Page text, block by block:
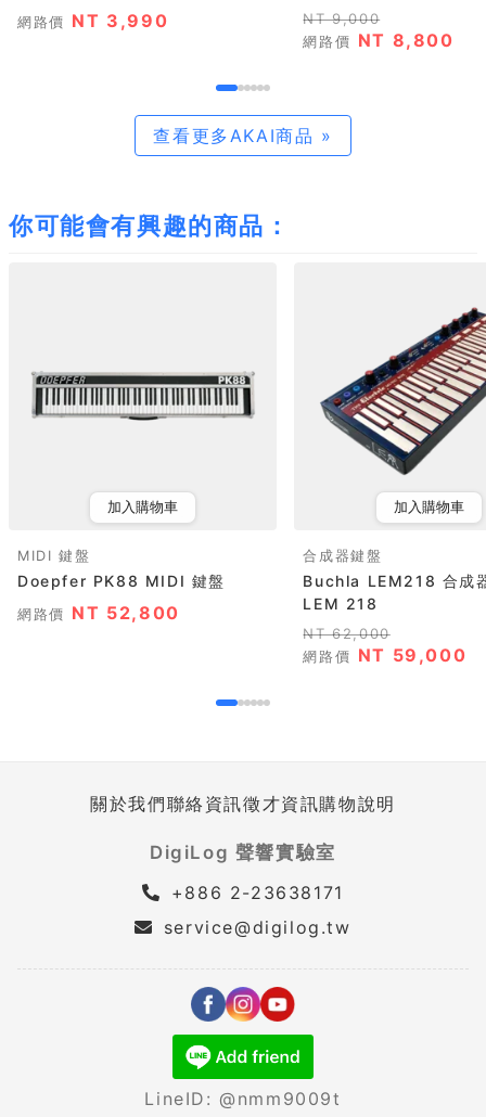
網路價 NT 3,990
NT 9,000
網路價 NT 8,800
查看更多AKAI商品 »
你可能會有興趣的商品：
加入購物車
MIDI 鍵盤
Doepfer PK88 MIDI 鍵盤
網路價 NT 52,800
加入購物車
合成器鍵盤
Buchla LEM218 合成
LEM 218
NT 62,000
網路價 NT 59,000
關於我們聯絡資訊徵才資訊購物說明
DigiLog 聲響實驗室
+886 2-23638171
service@digilog.tw
LineID: @nmm9009t